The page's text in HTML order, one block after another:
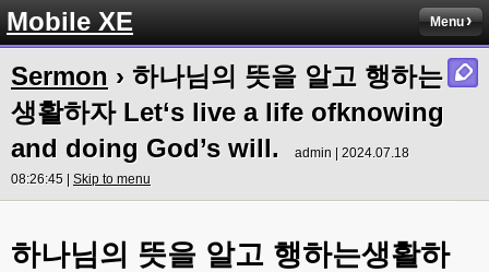
Mobile XE Menu
Sermon › 하나님의 뜻을 알고 행하는
생활하자 Let‘s live a life ofknowing
and doing God’s will.
admin | 2024.07.18
08:26:45 | Skip to menu
하나님의 뜻을 알고 행하는생활하